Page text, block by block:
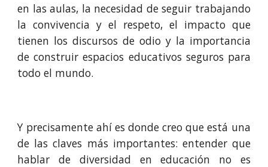
en las aulas, la necesidad de seguir trabajando
la convivencia y el respeto, el impacto que
tienen los discursos de odio y la importancia
de construir espacios educativos seguros para
todo el mundo.
Y precisamente ahí es donde creo que está una
de las claves más importantes: entender que
hablar de diversidad en educación no es